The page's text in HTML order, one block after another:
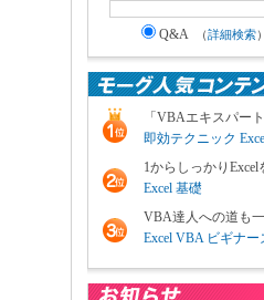
Q&A （詳細検索）
「VBAエキスパー
即効テクニック
1からしっかりExcel
Excel 基礎
VBA達人への道も
Excel VBA ビギナー